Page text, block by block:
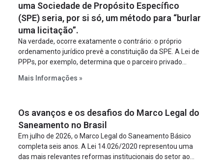
uma Sociedade de Propósito Específico
(SPE) seria, por si só, um método para “burlar
uma licitação”.
Na verdade, ocorre exatamente o contrário: o próprio
ordenamento jurídico prevê a constituição da SPE. A Lei de
PPPs, por exemplo, determina que o parceiro privado
empreendimento. Ou seja, a suposta “fraude à licitação” é
projeto a projeto.
Mais Informações »
Os avanços e os desafios do Marco Legal do
Saneamento no Brasil
Em julho de 2026, o Marco Legal do Saneamento Básico
completa seis anos. A Lei 14.026/2020 representou uma
das mais relevantes reformas institucionais do setor ao